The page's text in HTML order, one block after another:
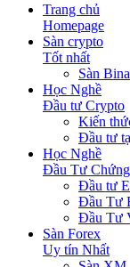
Trang chủ
Homepage
Sàn crypto
Tốt nhất
Sàn
Học Nghề
Đầu tư Crypto
Kiến
Đầu tư
Học Nghề
Đầu Tư
Đầu tư
Đầu Tư
Đầu Tư
Sàn Forex
Uy tín Nhất